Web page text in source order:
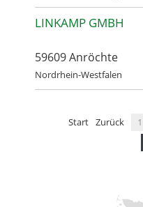
LINKAMP GMBH
59609 Anröchte
Nordrhein-Westfalen
Start Zurück 1